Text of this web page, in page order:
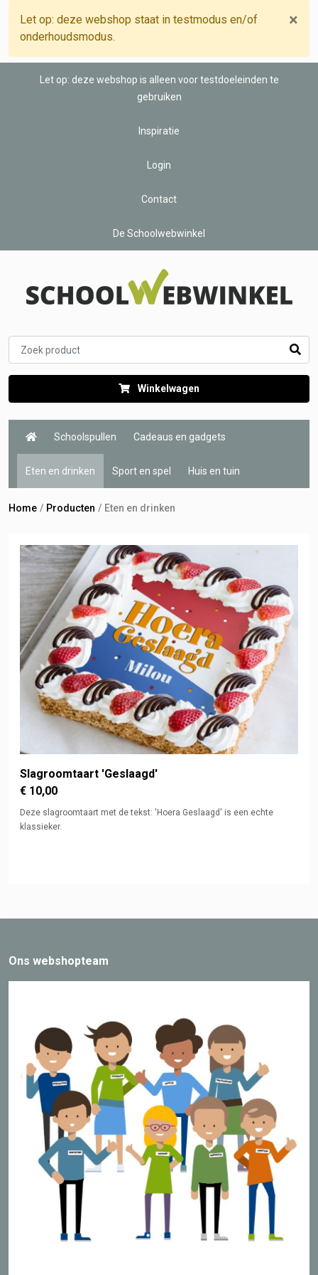
×
Let op: deze webshop staat in testmodus en/of
onderhoudsmodus.
Let op: deze webshop is alleen voor testdoeleinden te
gebruiken
Inspiratie
Login
Contact
De Schoolwebwinkel
Winkelwagen
Schoolspullen Cadeaus en gadgets
Eten en drinken Sport en spel Huis en tuin
Home Producten Eten en drinken
Slagroomtaart 'Geslaagd'
€ 10,00
Deze slagroomtaart met de tekst: 'Hoera Geslaagd' is een echte
klassieker.
Ons webshopteam